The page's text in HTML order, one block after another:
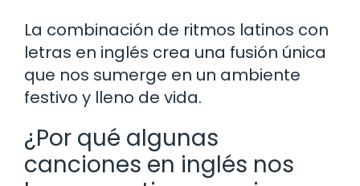
La combinación de ritmos latinos con
letras en inglés crea una fusión única
que nos sumerge en un ambiente
festivo y lleno de vida.
¿Por qué algunas
canciones en inglés nos